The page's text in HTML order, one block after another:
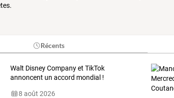
Récents
Walt Disney Company et TikTok
annoncent un accord mondial !
8 août 2026